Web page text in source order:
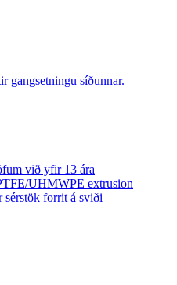
gangsetningu síðunnar.
við yfir 13 ára
UHMWPE extrusion
forrit á sviði